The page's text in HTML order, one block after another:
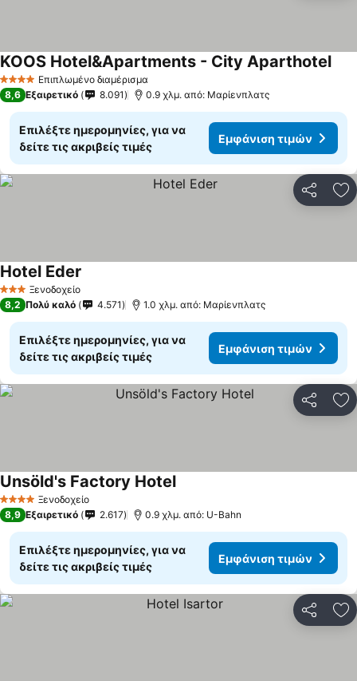
4 ΑστέριαΕπιπλωμένο διαμέρισμα
KOOS Hotel&Apartments - City Aparthotel
8,6 Εξαιρετικό 8.091 0.9 χλμ. από: Μαρίενπλατς
Επιλέξτε ημερομηνίες, για να
δείτε τις ακριβείς τιμές
Εμφάνιση τιμών
3 ΑστέριαΞενοδοχείο
Hotel Eder
8,2 Πολύ καλό 4.571 1.0 χλμ. από: Μαρίενπλατς
Επιλέξτε ημερομηνίες, για να
δείτε τις ακριβείς τιμές
Εμφάνιση τιμών
4 ΑστέριαΞενοδοχείο
Unsöld's Factory Hotel
8,9 Εξαιρετικό 2.617 0.9 χλμ. από: U-Bahn
Επιλέξτε ημερομηνίες, για να
δείτε τις ακριβείς τιμές
Εμφάνιση τιμών